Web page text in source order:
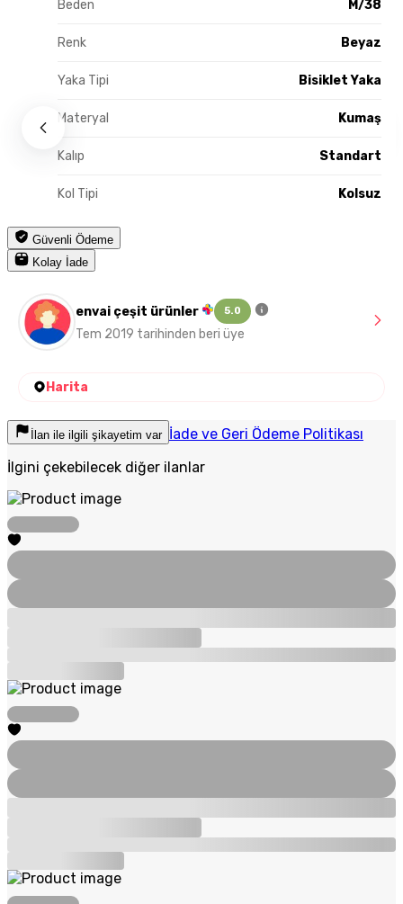
Beden M/38
Renk Beyaz
Yaka Tipi Bisiklet Yaka
Materyal Kumaş
Kalıp Standart
Kol Tipi Kolsuz
Güvenli Ödeme
Kolay İade
envai çeşit ürünler 5.0
Tem 2019 tarihinden beri üye
Harita
İlan ile ilgili şikayetim var İade ve Geri Ödeme Politikası
İlgini çekebilecek diğer ilanlar